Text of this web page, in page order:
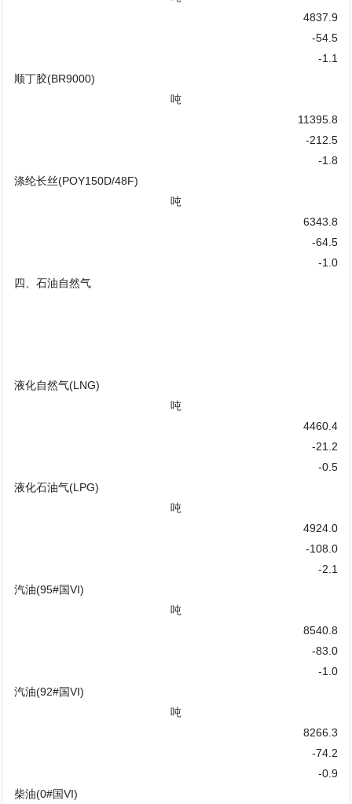
4837.9
-54.5
-1.1
顺丁胶(BR9000)
吨
11395.8
-212.5
-1.8
涤纶长丝(POY150D/48F)
吨
6343.8
-64.5
-1.0
四、石油自然气
液化自然气(LNG)
吨
4460.4
-21.2
-0.5
液化石油气(LPG)
吨
4924.0
-108.0
-2.1
汽油(95#国VI)
吨
8540.8
-83.0
-1.0
汽油(92#国VI)
吨
8266.3
-74.2
-0.9
柴油(0#国VI)